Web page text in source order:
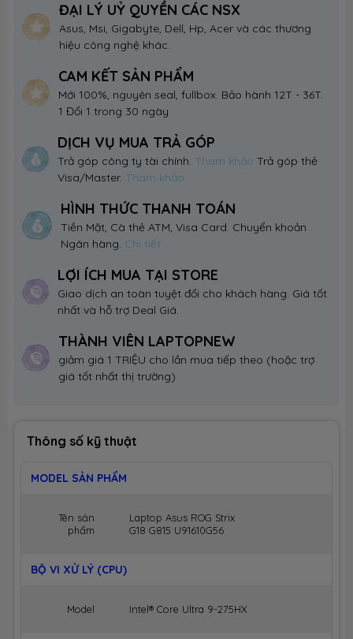
ĐẠI LÝ UỶ QUYỀN CÁC NSX
Asus, Msi, Gigabyte, Dell, Hp, Acer và các thương
hiệu công nghệ khác.
CAM KẾT SẢN PHẨM
Mới 100%, nguyên seal, fullbox. Bảo hành 12T - 36T.
1 Đổi 1 trong 30 ngày
DỊCH VỤ MUA TRẢ GÓP
Trả góp công ty tài chính. Tham khảoTrả góp thẻ
Visa/Master. Tham khảo
HÌNH THỨC THANH TOÁN
Tiền Mặt, Cà thẻ ATM, Visa Card. Chuyển khoản
Ngân hàng. Chi tiết
LỢI ÍCH MUA TẠI STORE
Giao dịch an toàn tuyệt đối cho khách hàng. Giá tốt
nhất và hỗ trợ Deal Giá.
THÀNH VIÊN LAPTOPNEW
giảm giá 1 TRIỆU cho lần mua tiếp theo (hoặc trợ
giá tốt nhất thị trường)
Thông số kỹ thuật
MODEL SẢN PHẨM
Tên sản
phẩm
Laptop Asus ROG Strix
G18 G815 U91610G56
BỘ VI XỬ LÝ (CPU)
Model Intel® Core Ultra 9-275HX